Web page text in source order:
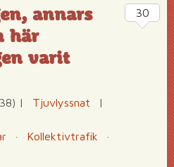
annars
här
varit
| Tjuvlyssnat
|
· Kollektivtrafik
·
30